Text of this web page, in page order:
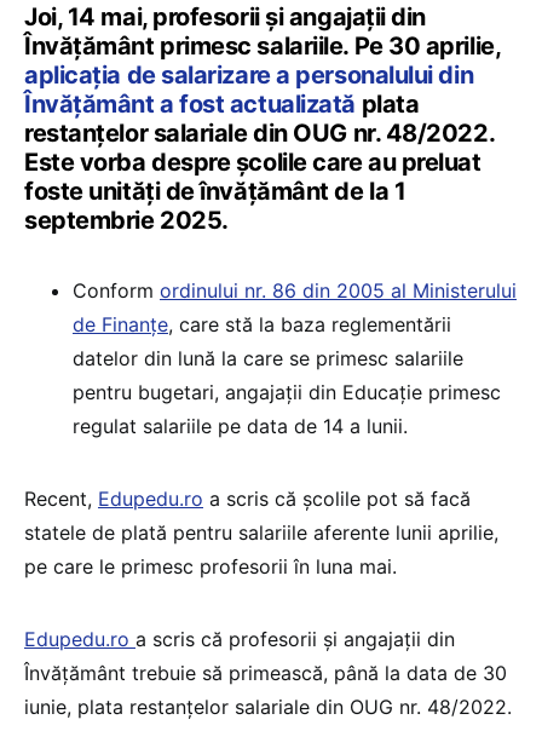
Joi, 14 mai, profesorii și angajații din
Învățământ primesc salariile. Pe 30 aprilie,
aplicația de salarizare a personalului din
Învățământ a fost actualizată plata
restanțelor salariale din OUG nr. 48/2022.
Este vorba despre școlile care au preluat
foste unități de învățământ de la 1
septembrie 2025.
Conform ordinului nr. 86 din 2005 al Ministerului
de Finanțe, care stă la baza reglementării
datelor din lună la care se primesc salariile
pentru bugetari, angajații din Educație primesc
regulat salariile pe data de 14 a lunii.
Recent, Edupedu.ro a scris că școlile pot să facă
statele de plată pentru salariile aferente lunii aprilie,
pe care le primesc profesorii în luna mai.
Edupedu.ro a scris că profesorii și angajații din
Învățământ trebuie să primească, până la data de 30
iunie, plata restanțelor salariale din OUG nr. 48/2022.